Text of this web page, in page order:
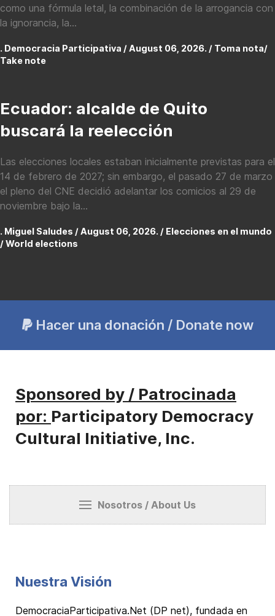
como una fórmula letal, la combinación de la arrogancia con
la ignorancia, la...
. Democracia Participativa / August 06, 2026. / Toma nota/
Take note
Ecuador: alcalde de Quito
buscará la reelección
Las elecciones locales estaban inicialmente previstas para el
14 de febrero de 2027; sin embargo, el pasado 27 de marzo
el pleno del CNE decidió adelantar los comicios al 29 de
noviembre bajo la...
. Miguel Saludes / August 06, 2026. / Elecciones en el mundo
/ World elections
Hacer una donación / Donate now
Sponsored by / Patrocinada
por: Participatory Democracy
Cultural Initiative, Inc.
Nosotros / About Us
Nuestra Visión
DemocraciaParticipativa.Net (DP net), fundada en